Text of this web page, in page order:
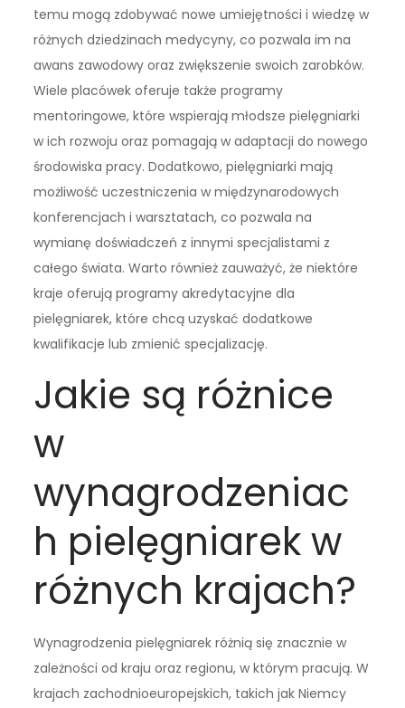
temu mogą zdobywać nowe umiejętności i wiedzę w
różnych dziedzinach medycyny, co pozwala im na
awans zawodowy oraz zwiększenie swoich zarobków.
Wiele placówek oferuje także programy
mentoringowe, które wspierają młodsze pielęgniarki
w ich rozwoju oraz pomagają w adaptacji do nowego
środowiska pracy. Dodatkowo, pielęgniarki mają
możliwość uczestniczenia w międzynarodowych
konferencjach i warsztatach, co pozwala na
wymianę doświadczeń z innymi specjalistami z
całego świata. Warto również zauważyć, że niektóre
kraje oferują programy akredytacyjne dla
pielęgniarek, które chcą uzyskać dodatkowe
kwalifikacje lub zmienić specjalizację.
Jakie są różnice
w
wynagrodzeniac
h pielęgniarek w
różnych krajach?
Wynagrodzenia pielęgniarek różnią się znacznie w
zależności od kraju oraz regionu, w którym pracują. W
krajach zachodnioeuropejskich, takich jak Niemcy